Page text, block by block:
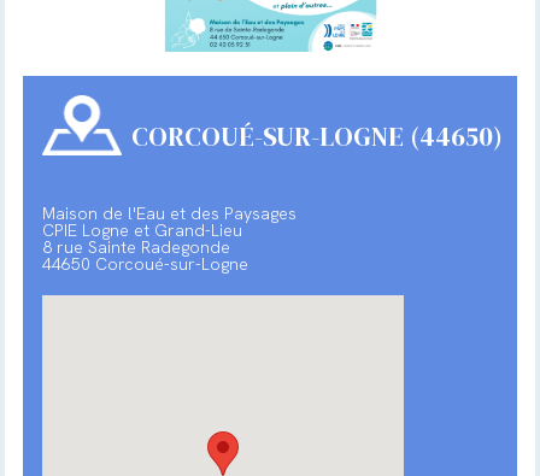
CORCOUÉ-SUR-LOGNE (44650)
Maison de l'Eau et des Paysages
CPIE Logne et Grand-Lieu
8 rue Sainte Radegonde
44650 Corcoué-sur-Logne